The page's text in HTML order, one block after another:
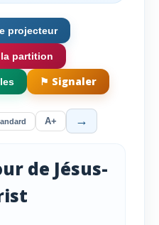
projecteur
partition
⚑ Signaler
A+ →
de Jésus-